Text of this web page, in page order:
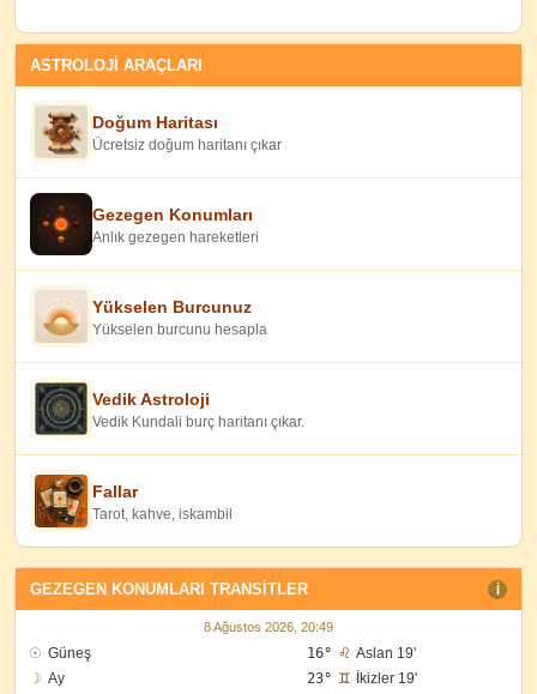
ASTROLOJİ ARAÇLARI
Doğum Haritası
Ücretsiz doğum haritanı çıkar
Gezegen Konumları
Anlık gezegen hareketleri
Yükselen Burcunuz
Yükselen burcunu hesapla
Vedik Astroloji
Vedik Kundali burç haritanı çıkar.
Fallar
Tarot, kahve, iskambil
GEZEGEN KONUMLARI TRANSITLER I
8 Ağustos 2026, 20:49
☉ Güneş 16° ♌ Aslan 19'
☽ Ay 23° ♊
İkizler 19'